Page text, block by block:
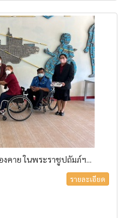
คาย ในพระราชูปถัมภ์ฯ...
รายละเอียด